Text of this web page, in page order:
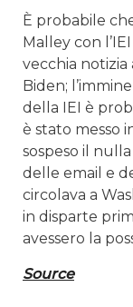
È probabile
Malley con
vecchia notizia
Biden;
della IEI è
è stato messo
sospeso il
delle email e
circolava a
in disparte
avessero la
Source